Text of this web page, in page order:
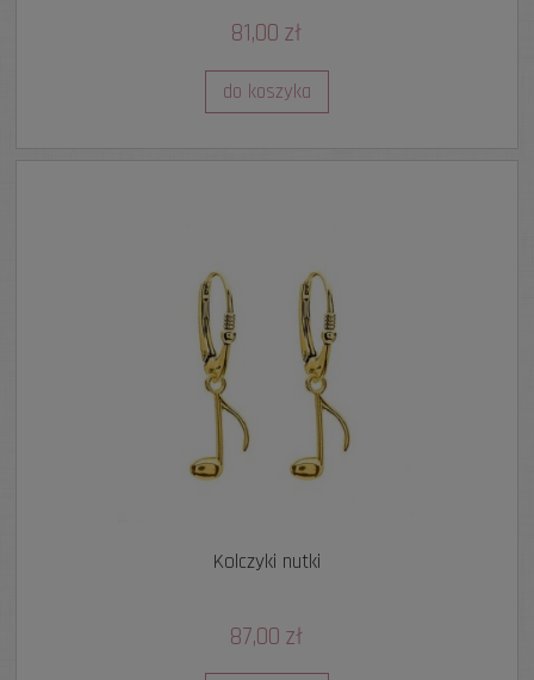
81,00 zł
do koszyka
Kolczyki nutki
87,00 zł